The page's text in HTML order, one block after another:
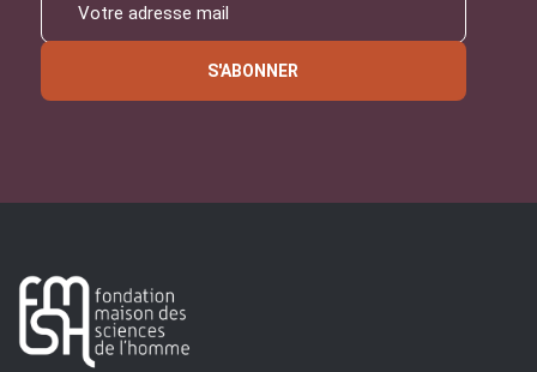
S'ABONNER